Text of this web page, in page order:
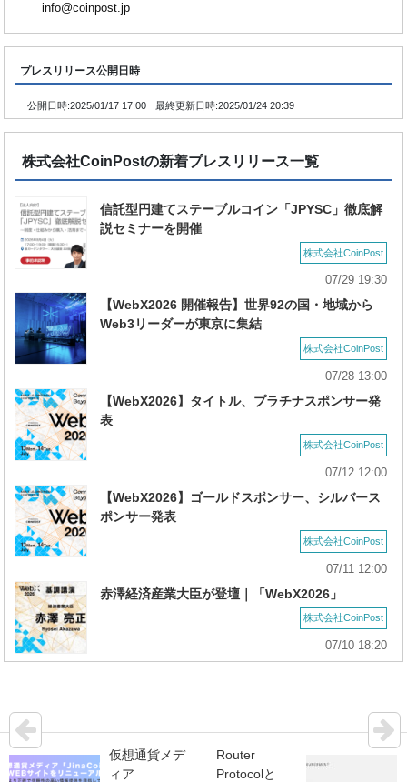
info@coinpost.jp
プレスリリース公開日時
公開日時:2025/01/17 17:00 最終更新日時:2025/01/24 20:39
株式会社CoinPostの新着プレスリリース一覧
信託型円建てステーブルコイン「JPYSC」徹底解
説セミナーを開催
株式会社CoinPost
07/29 19:30
【WebX2026 開催報告】世界92の国・地域から
Web3リーダーが東京に集結
株式会社CoinPost
07/28 13:00
【WebX2026】タイトル、プラチナスポンサー発
表
株式会社CoinPost
07/12 12:00
【WebX2026】ゴールドスポンサー、シルバース
ポンサー発表
株式会社CoinPost
07/11 12:00
赤澤経済産業大臣が登壇｜「WebX2026」
株式会社CoinPost
07/10 18:20
仮想通貨メデ
ィア
Router
Protocolと